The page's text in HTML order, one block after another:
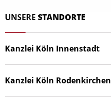
UNSERE STANDORTE
Kanzlei Köln Innenstadt
Kanzlei Köln Rodenkirchen